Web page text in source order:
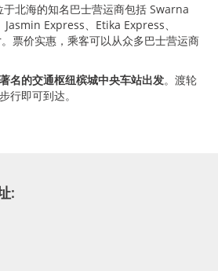
北海的知名巴士营运商包括 Swarna
Express、Etika Express、
票价实惠，乘客可以从众多巴士营运商
名的交通枢纽槟城中央车站出发。渡轮
行即可到达。
: